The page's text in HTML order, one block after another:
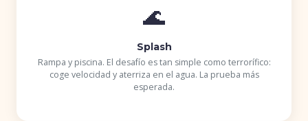
🌊
Splash
Rampa y piscina. El desafío es tan simple como terrorífico:
coge velocidad y aterriza en el agua. La prueba más
esperada.